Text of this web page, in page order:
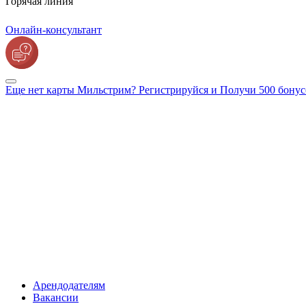
Онлайн-консультант
Еще нет карты Мильстрим? Регистрируйся и Получи 500
Арендодателям
Вакансии